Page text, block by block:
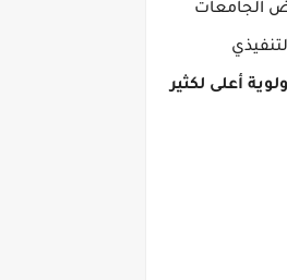
الجامعات
أعلى لكثير